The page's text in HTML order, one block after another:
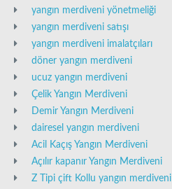
yangın merdiveni yönetmeliği
yangın merdiveni satışı
yangın merdiveni imalatçıları
döner yangın merdiveni
ucuz yangın merdiveni
Çelik Yangın Merdiveni
Demir Yangın Merdiveni
dairesel yangın merdiveni
Acil Kaçış Yangın Merdiveni
Açılır kapanır Yangın Merdiveni
Z Tipi çift Kollu yangın merdiveni